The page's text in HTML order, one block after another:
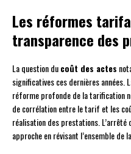
Les réformes
transparence des
La question ducoût des actes
significatives ces dernières années.
réforme profonde de la tarification
de corrélation entre le tarif et les
réalisation des prestations.
approche en révisant l’ensemble de